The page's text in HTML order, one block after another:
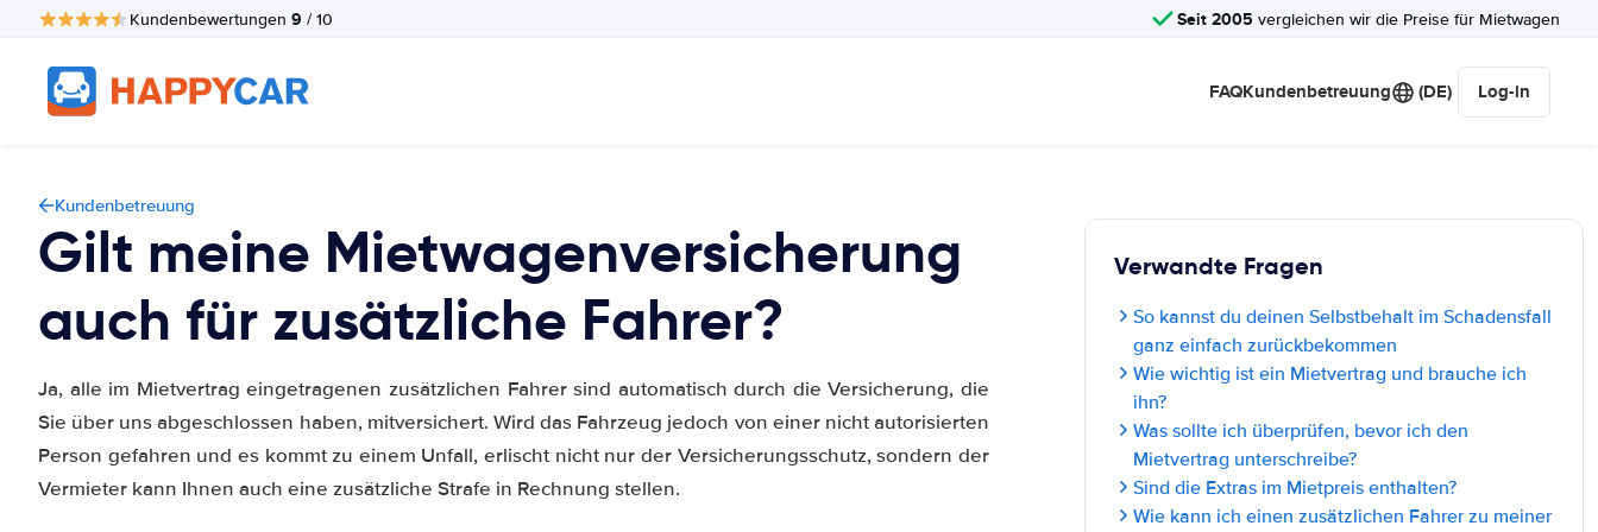
Kundenbewertungen 9 / 10 Seit 2005 vergleichen wir die Preise für Mietwagen
FAQKundenbetreuung (DE) Log-in
Kundenbetreuung
Gilt meine Mietwagenversicherung
auch für zusätzliche Fahrer?
Ja, alle im Mietvertrag eingetragenen zusätzlichen Fahrer sind automatisch durch die Versicherung, die
Sie über uns abgeschlossen haben, mitversichert. Wird das Fahrzeug jedoch von einer nicht autorisierten
Person gefahren und es kommt zu einem Unfall, erlischt nicht nur der Versicherungsschutz, sondern der
Vermieter kann Ihnen auch eine zusätzliche Strafe in Rechnung stellen.
Verwandte Fragen
So kannst du deinen Selbstbehalt im Schadensfall
ganz einfach zurückbekommen
Wie wichtig ist ein Mietvertrag und brauche ich
ihn?
Was sollte ich überprüfen, bevor ich den
Mietvertrag unterschreibe?
Sind die Extras im Mietpreis enthalten?
Wie kann ich einen zusätzlichen Fahrer zu meiner